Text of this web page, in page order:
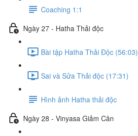
Coaching 1:1
Ngày 27 - Hatha Thải độc
Bài tập Hatha Thải Độc (56:03)
Sai và Sửa Thải độc (17:31)
Hình ảnh Hatha thải độc
Ngày 28 - Vinyasa Giảm Cân